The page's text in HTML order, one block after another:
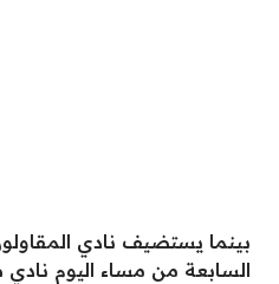
بينما يستضيف نادي
السابعة من مساء اليوم